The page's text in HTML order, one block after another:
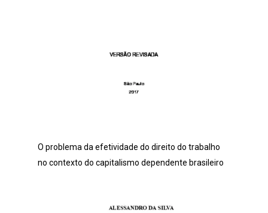
O problema da efetividade do direito do trabalho
no contexto do capitalismo dependente brasileiro